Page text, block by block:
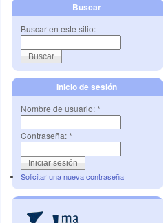
Buscar
Buscar en este sitio:
Inicio de sesión
Nombre de usuario:*
Contraseña:*
Solicitar una nueva contraseña